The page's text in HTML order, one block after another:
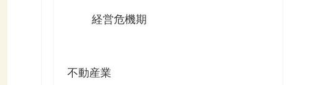
経営危機期
不動産業